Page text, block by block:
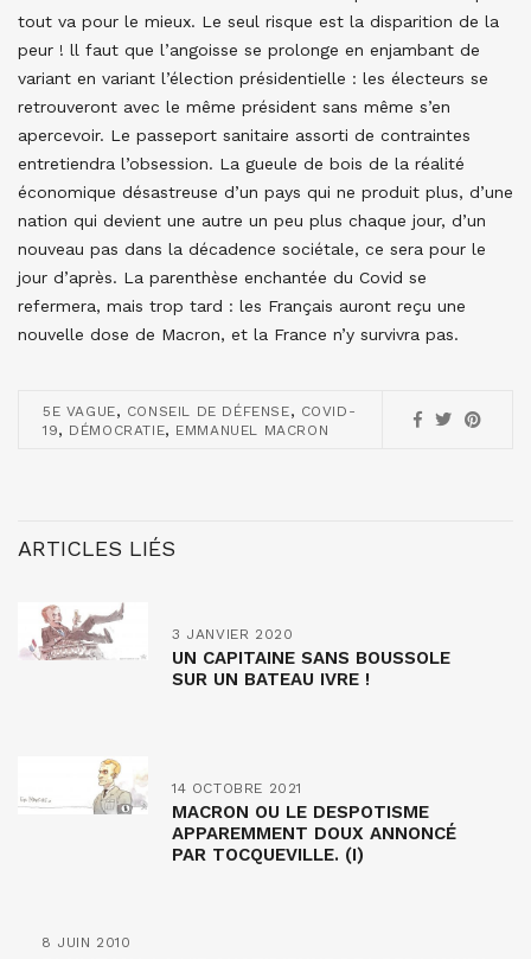
tout va pour le mieux. Le seul risque est la disparition de la
peur ! ll faut que l’angoisse se prolonge en enjambant de
variant en variant l’élection présidentielle : les électeurs se
retrouveront avec le même président sans même s’en
apercevoir. Le passeport sanitaire assorti de contraintes
entretiendra l’obsession. La gueule de bois de la réalité
économique désastreuse d’un pays qui ne produit plus, d’une
nation qui devient une autre un peu plus chaque jour, d’un
nouveau pas dans la décadence sociétale, ce sera pour le
jour d’après. La parenthèse enchantée du Covid se
refermera, mais trop tard : les Français auront reçu une
nouvelle dose de Macron, et la France n’y survivra pas.
5E VAGUE, CONSEIL DE DÉFENSE, COVID-
19, DÉMOCRATIE, EMMANUEL MACRON
ARTICLES LIÉS
3 JANVIER 2020
UN CAPITAINE SANS BOUSSOLE
SUR UN BATEAU IVRE !
14 OCTOBRE 2021
MACRON OU LE DESPOTISME
APPAREMMENT DOUX ANNONCÉ
PAR TOCQUEVILLE. (I)
8 JUIN 2010